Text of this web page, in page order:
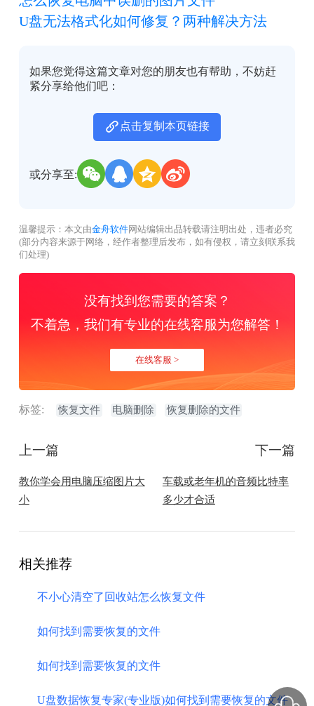
U盘无法格式化如何修复？两种解决方法
如果您觉得这篇文章对您的朋友也有帮助，不妨赶
紧分享给他们吧：
点击复制本页链接
或分享至:
温馨提示：本文由金舟软件网站编辑出品转载请注明出处，违者必究
(部分内容来源于网络，经作者整理后发布，如有侵权，请立刻联系我
们处理)
没有找到您需要的答案？
不着急，我们有专业的在线客服为您解答！
在线客服 >
标签: 恢复文件 电脑删除 恢复删除的文件
上一篇
教你学会用电脑压缩图片大
小
下一篇
车载或老年机的音频比特率
多少才合适
相关推荐
不小心清空了回收站怎么恢复文件
如何找到需要恢复的文件
如何找到需要恢复的文件
U盘数据恢复专家(专业版)如何找到需要恢复的文件